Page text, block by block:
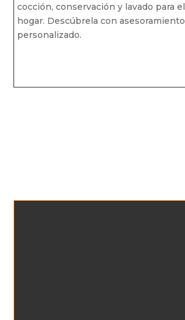
cocción, conservación y lavado para el
hogar. Descúbrela con asesoramiento
personalizado.